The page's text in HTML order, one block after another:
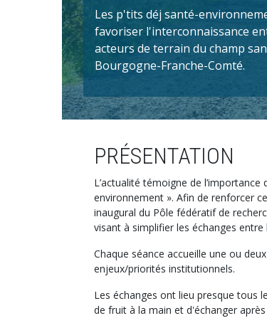
Les p'tits déj santé-
favoriser l'interconnaissance
acteurs de terrain du champ
Bourgogne-Franche-Comté.
PRÉSENTATION
L’actualité témoigne de
environnement ». Afin de renforcer
inaugural du Pôle fédératif de
visant à simplifier les échanges
Chaque séance accueille une ou
enjeux/priorités institutionnels.
Les échanges ont lieu presque tous
de fruit à la main et d'échanger